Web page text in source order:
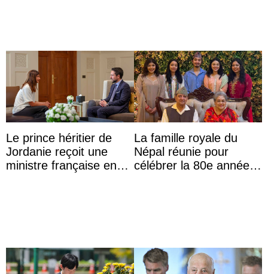
Le prince héritier de
Jordanie reçoit une
ministre française en
La famille royale du
Népal réunie pour
célébrer la 80e année